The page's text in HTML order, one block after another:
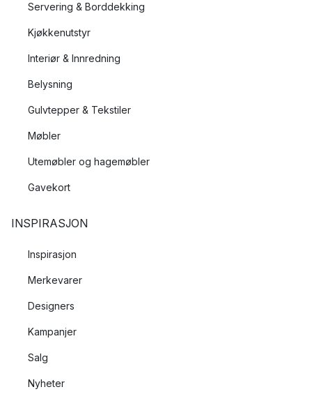
Servering & Borddekking
Kjøkkenutstyr
Interiør & Innredning
Belysning
Gulvtepper & Tekstiler
Møbler
Utemøbler og hagemøbler
Gavekort
INSPIRASJON
Inspirasjon
Merkevarer
Designers
Kampanjer
Salg
Nyheter